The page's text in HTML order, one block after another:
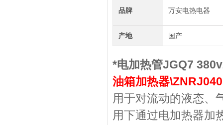
品牌 万安电热电器
产地 国产
*电加热管JGQ7
油箱加热器
用于对流动的液态、
用下通过电加热器加